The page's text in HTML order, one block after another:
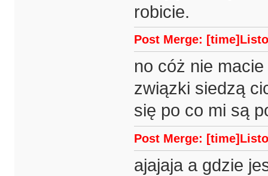
robicie.
Post Merge:
no cóż nie
związki siedzą
się po co mi są
Post Merge:
ajajaja a gdzie